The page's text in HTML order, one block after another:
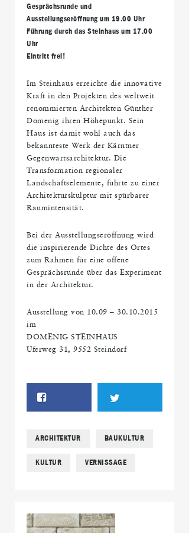
Gesprächsrunde und
Ausstellungseröffnung um 19.00 Uhr
Führung durch das Steinhaus um 17.00
Uhr
Eintritt frei!
Im Steinhaus erreichte die innovative
Kraft in den Projekten des weltweit
renommierten Architekten Günther
Domenig ihren Höhepunkt. Sein
Haus ist damit wohl auch das
bekannteste Werk der Kärntner
Gegenwartsarchitektur. Die
Transformation regionaler
Landschaftselemente, führte zu einer
Architekturskulptur mit spürbarer
Raumintensität.
Bei der Ausstellungseröffnung wird
die inspirierende Dichte des Ortes
zum Rahmen für eine offene
Gesprächsrunde über das Experiment
in der Architektur.
Ausstellung von 10.09 – 30.10.2015
im
DOMENIG STEINHAUS
Uferweg 31, 9552 Steindorf
ARCHITEKTUR BAUKULTUR
KULTUR VERNISSAGE